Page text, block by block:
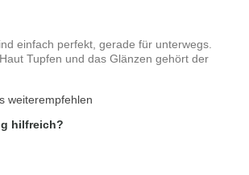
einfach perfekt, gerade für unterwegs.
Tupfen und das Glänzen gehört der
weiterempfehlen
hilfreich?